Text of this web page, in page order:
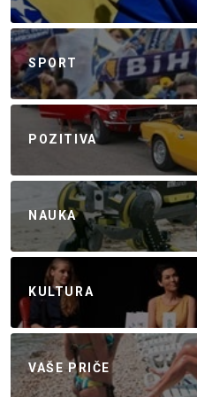
SPORT
POZITIVA
NAUKA
KULTURA
VAŠE PRIČE